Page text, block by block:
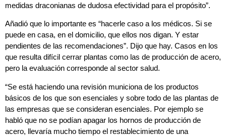
medidas draconianas de dudosa efectividad para el propósito”.
Añadió que lo importante es “hacerle caso a los médicos. Si se
puede en casa, en el domicilio, que ellos nos digan. Y estar
pendientes de las recomendaciones”. Dijo que hay. Casos en los
que resulta difícil cerrar plantas como las de producción de acero,
pero la evaluación corresponde al sector salud.
“Se está haciendo una revisión municiona de los productos
básicos de los que son esenciales y sobre todo de las plantas de
las empresas que se consideran esenciales. Por ejemplo se
habló que no se podían apagar los hornos de producción de
acero, llevaría mucho tiempo el restablecimiento de una